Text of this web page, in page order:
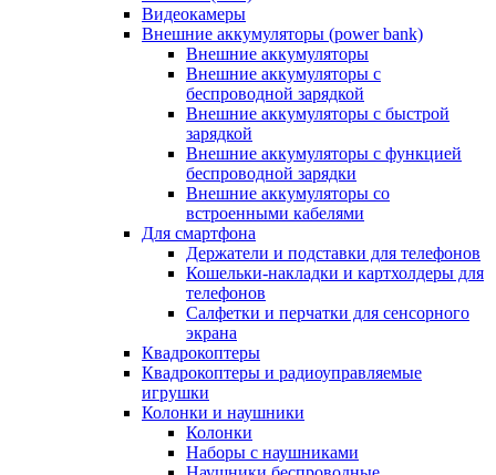
Видеокамеры
Внешние аккумуляторы (power bank)
Внешние аккумуляторы
Внешние аккумуляторы с
беспроводной зарядкой
Внешние аккумуляторы с быстрой
зарядкой
Внешние аккумуляторы с функцией
беспроводной зарядки
Внешние аккумуляторы со
встроенными кабелями
Для смартфона
Держатели и подставки для телефонов
Кошельки-накладки и картхолдеры для
телефонов
Салфетки и перчатки для сенсорного
экрана
Квадрокоптеры
Квадрокоптеры и радиоуправляемые
игрушки
Колонки и наушники
Колонки
Наборы с наушниками